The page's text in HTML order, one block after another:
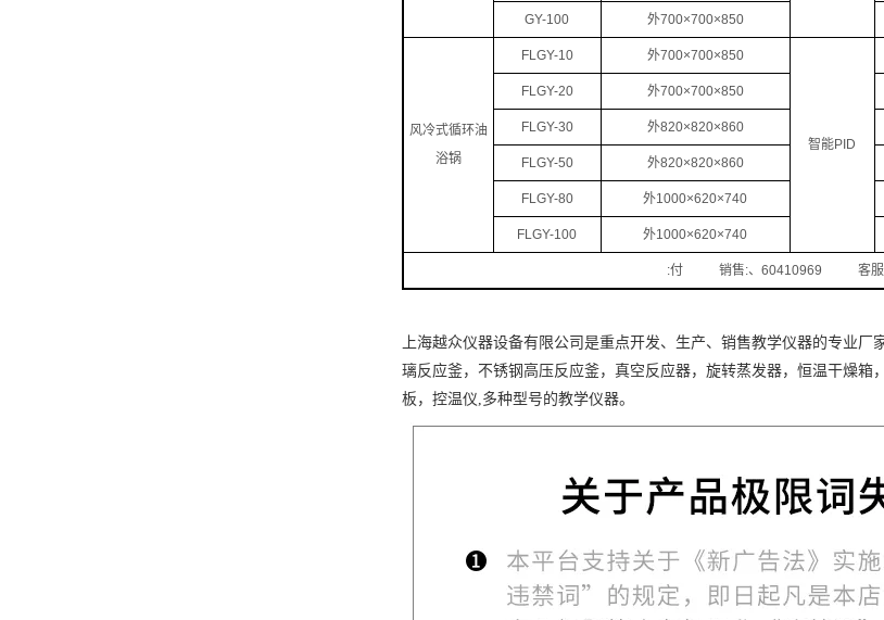
GY-100 外700×700×850
风冷式循环油
浴锅
FLGY-10 外700×700×850
智能PID
FLGY-20 外700×700×850
FLGY-30 外820×820×860
FLGY-50 外820×820×860
FLGY-80 外1000×620×740
FLGY-100 外1000×620×740
:付 销售:、60410969 客
上海越众仪器设备有限公司 是重点开发、生产、销售教学仪器的专业厂
璃反应釜，不锈钢高压反应釜，真空反应器，旋转蒸发器，恒温干燥
板，控温仪,多种型号的教学仪器。